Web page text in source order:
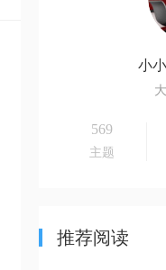
小
569
主题
推荐阅读